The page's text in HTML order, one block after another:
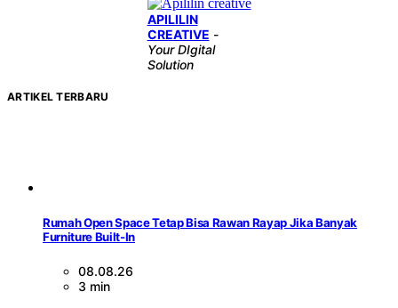
APILILIN
CREATIVE -
Your DIgital
Solution
ARTIKEL TERBARU
Rumah Open Space Tetap Bisa Rawan Rayap Jika Banyak
Furniture Built-In
08.08.26
3 min